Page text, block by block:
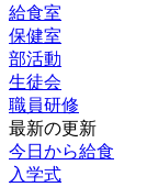
給食室
保健室
部活動
生徒会
職員研修
最新の更新
今日から給食
入学式